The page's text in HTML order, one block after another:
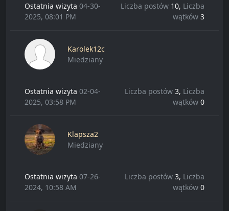
Ostatnia wizyta 04-30-
2025, 08:01 PM
Liczba postów 10, Liczba
wątków 3
Karolek12c
Miedziany
Ostatnia wizyta 02-04-
2025, 03:58 PM
Liczba postów 3, Liczba
wątków 0
Klapsza2
Miedziany
Ostatnia wizyta 07-26-
2024, 10:58 AM
Liczba postów 3, Liczba
wątków 0